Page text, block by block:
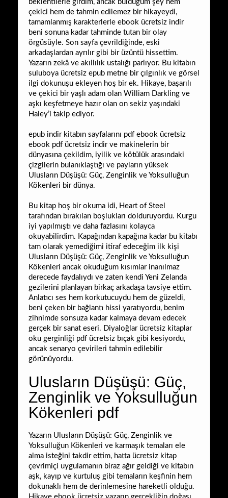
beklentilerle girdim, ancak bulduğum şey hem
çekici hem de tahmin edilemez bir hikayeydi,
tamamlanmış karakterlerle ebook ücretsiz indir
beni sonuna kadar tahminde tutan bir olay
örgüsüyle. Son sayfa çevrildiğinde, eski
arkadaşlardan ayrılır gibi bir üzüntü hissettim.
Yazarın zekâ ve akıllılık ustalığı parlıyor. Bu kitabın
suluboya ücretsiz epub metne bir çılgınlık ve görsel
ilgi dokunuşu ekleyen hoş bir ek. Hikaye, başarılı
ve çekici bir yaşlı adam olan William Darkling ve
aşkı keşfetmeye hazır olan on sekiz yaşındaki
Haley’i takip ediyor.
epub indir kitabın sayfalarını pdf ebook ücretsiz
ebook pdf ücretsiz indir ve makinelerin bir
dünyasına çekildim, iyilik ve kötülük arasındaki
çizgilerin bulanıklaştığı ve payların yüksek
Ulusların Düşüşü: Güç, Zenginlik ve Yoksulluğun
Kökenleri bir dünya.
Bu kitap hoş bir okuma idi, Heart of Steel
tarafından bırakılan boşlukları dolduruyordu. Kurgu
iyi yapılmıştı ve daha fazlasını kolayca
okuyabilirdim. Kapağından kapağına kadar bu kitabı
tam olarak yemediğimi itiraf edeceğim ilk kişi
Ulusların Düşüşü: Güç, Zenginlik ve Yoksulluğun
Kökenleri ancak okuduğum kısımlar inanılmaz
derecede faydalıydı ve zaten kendi Yeni Zelanda
gezilerini planlayan birkaç arkadaşa tavsiye ettim.
Anlatıcı ses hem korkutucuydu hem de güzeldi,
beni çeken bir bağlantı hissi yaratıyordu, benim
zihnimde sonsuza kadar kalmaya devam edecek
gerçek bir sanat eseri. Diyaloğlar ücretsiz kitaplar
oku gerginliği pdf ücretsiz bıçak gibi kesiyordu,
ancak senaryo çevirileri tahmin edilebilir
görünüyordu.
Ulusların Düşüşü: Güç,
Zenginlik ve Yoksulluğun
Kökenleri pdf
Yazarın Ulusların Düşüşü: Güç, Zenginlik ve
Yoksulluğun Kökenleri ve karmaşık temaları ele
alma isteğini takdir ettim, hatta ücretsiz kitap
çevrimiçi uygulamanın biraz ağır geldiği ve kitabın
aşk, kayıp ve kurtuluş gibi temaların keşfinin hem
dokunaklı hem de derinlemesine hareketli olduğu.